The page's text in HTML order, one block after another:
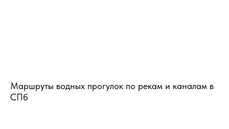
Маршруты водных прогулок по рекам и каналам в
СПб